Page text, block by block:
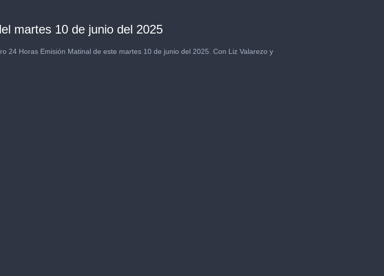
martes 10 de junio del 2025
24 Horas Emisión Matinal de este martes 10 de junio del 2025. Con Liz Valarezo y